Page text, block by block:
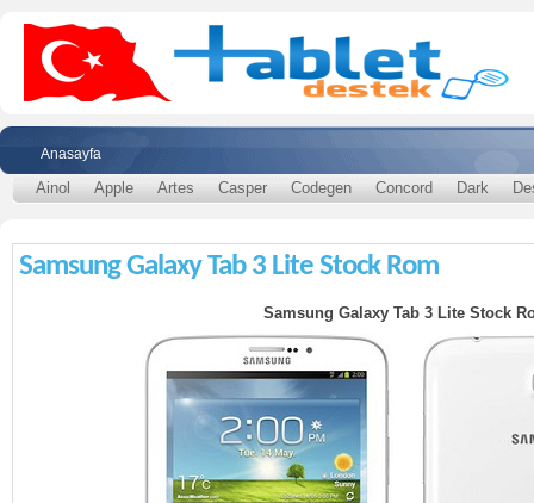
Anasayfa
Ainol Apple Artes Casper Codegen Concord Dark
Samsung Galaxy Tab 3 Lite Stock Rom
Samsung Galaxy Tab 3 Lite Stock